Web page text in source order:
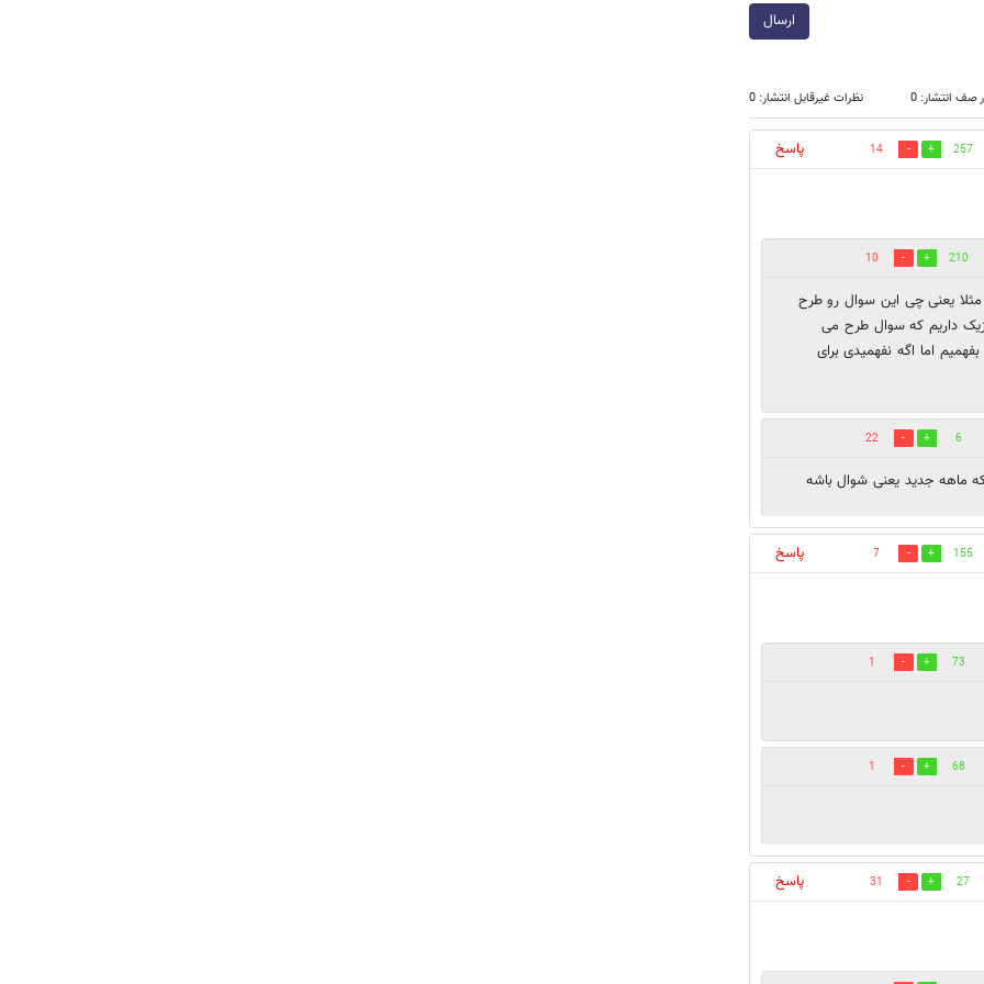
ارسال
صف انتشار: 0 نظرات غیرقابل انتشار: 0
257
14 پاسخ
210
10
مثلا یعنی چی این سوال رو طرح
داریم که سوال طرح می
اما اگه نفهمیدی برای
6
22
ماهه جديد يعنى شوال باشه
155
7 پاسخ
73
1
68
1
27
31 پاسخ